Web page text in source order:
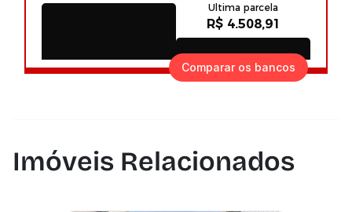
Comparar os bancos
Imóveis Relacionados